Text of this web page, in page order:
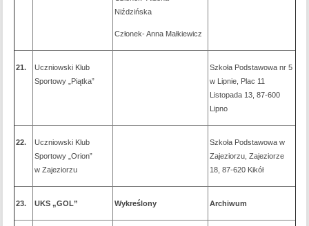
Niździńska
Członek- Anna Małkiewicz
21.
Uczniowski Klub
Sportowy „Piątka”
Szkoła Podstawowa nr 5
w Lipnie, Plac 11
Listopada 13, 87-600
Lipno
22.
Uczniowski Klub
Sportowy „Orion”
w Zajeziorzu
Szkoła Podstawowa w
Zajeziorzu, Zajeziorze
18, 87-620 Kikół
23. UKS „GOL” Wykreślony Archiwum